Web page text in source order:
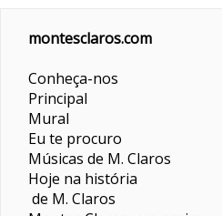
montesclaros.com
Conheça-nos
Principal
Mural
Eu te procuro
Músicas de M. Claros
Hoje na história
de M. Claros